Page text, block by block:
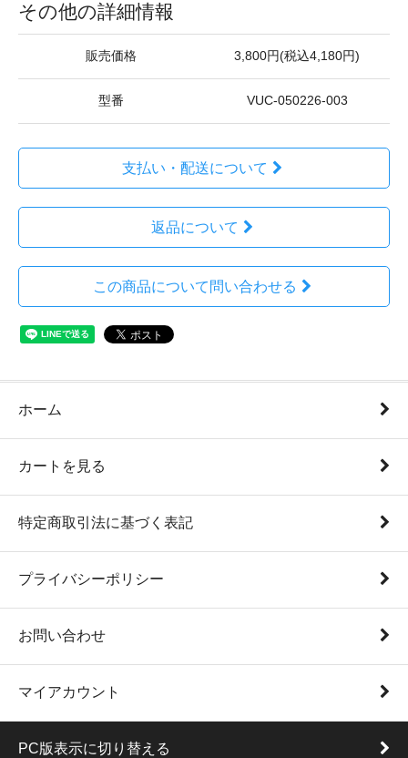
その他の詳細情報
販売価格 3,800円(税込4,180円)
型番 VUC-050226-003
支払い・配送について
返品について
この商品について問い合わせる
ホーム
カートを見る
特定商取引法に基づく表記
プライバシーポリシー
お問い合わせ
マイアカウント
PC版表示に切り替える